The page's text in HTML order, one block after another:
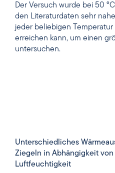
verursacht wird, und die
resultierenden E-Modul
Der Versuch wurde bei 50
den Literaturdaten sehr
jeder beliebigen Temperatur
Unterschiedliches